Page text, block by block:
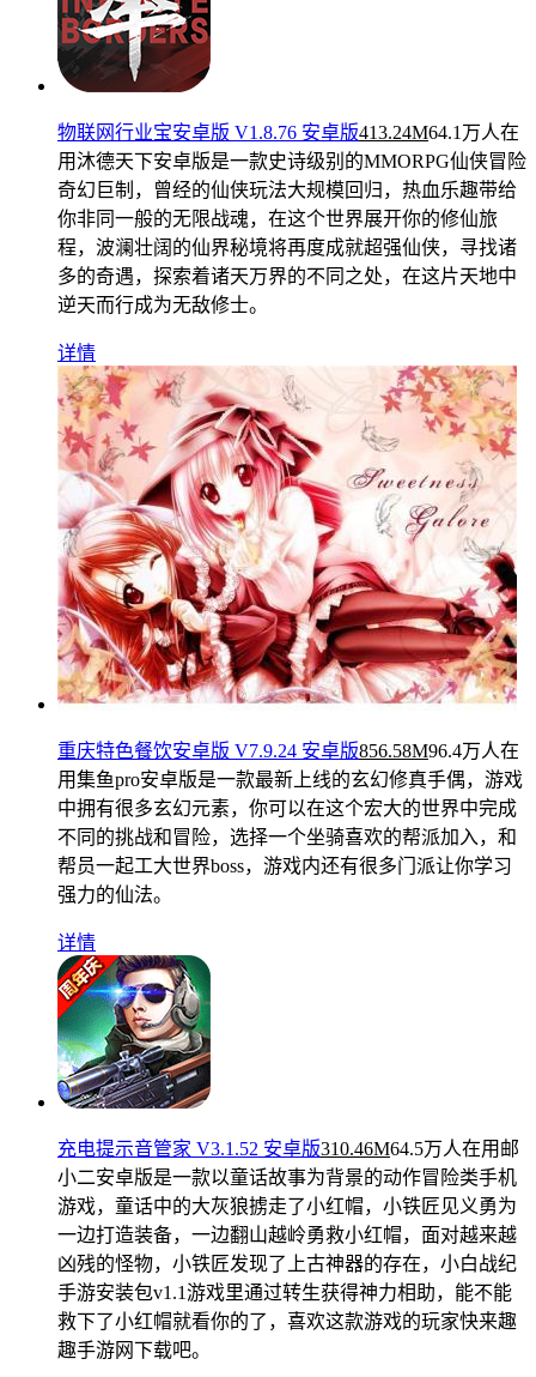
物联网行业宝安卓版 V1.8.76 安卓版413.24M64.1万人在
用沐德天下安卓版是一款史诗级别的MMORPG仙侠冒险
奇幻巨制，曾经的仙侠玩法大规模回归，热血乐趣带给
你非同一般的无限战魂，在这个世界展开你的修仙旅
程，波澜壮阔的仙界秘境将再度成就超强仙侠，寻找诸
多的奇遇，探索着诸天万界的不同之处，在这片天地中
逆天而行成为无敌修士。
详情
重庆特色餐饮安卓版 V7.9.24 安卓版856.58M96.4万人在
用集鱼pro安卓版是一款最新上线的玄幻修真手偶，游戏
中拥有很多玄幻元素，你可以在这个宏大的世界中完成
不同的挑战和冒险，选择一个坐骑喜欢的帮派加入，和
帮员一起工大世界boss，游戏内还有很多门派让你学习
强力的仙法。
详情
充电提示音管家 V3.1.52 安卓版310.46M64.5万人在用 邮
小二安卓版是一款以童话故事为背景的动作冒险类手机
游戏，童话中的大灰狼掳走了小红帽，小铁匠见义勇为
一边打造装备，一边翻山越岭勇救小红帽，面对越来越
凶残的怪物，小铁匠发现了上古神器的存在，小白战纪
手游安装包v1.1游戏里通过转生获得神力相助，能不能
救下了小红帽就看你的了，喜欢这款游戏的玩家快来趣
趣手游网下载吧。